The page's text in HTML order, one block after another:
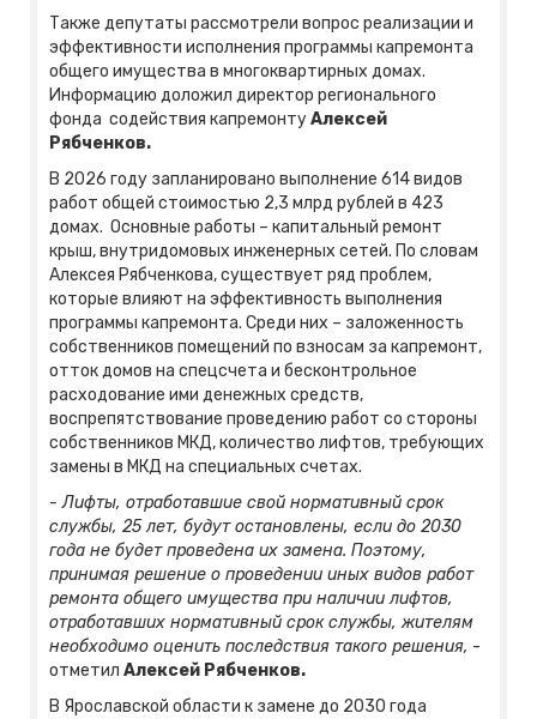
Также депутаты рассмотрели вопрос реализации и
эффективности исполнения программы капремонта
общего имущества в многоквартирных домах.
Информацию доложил директор регионального
фонда содействия капремонтуАлексей
Рябченков.
В 2026 году запланировано выполнение 614 видов
работ общей стоимостью 2,3 млрд рублей в 423
домах. Основные работы – капитальный ремонт
крыш, внутридомовых инженерных сетей. По словам
Алексея Рябченкова, существует ряд проблем,
которые влияют на эффективность выполнения
программы капремонта. Среди них – заложенность
собственников помещений по взносам за капремонт,
отток домов на спецсчета и бесконтрольное
расходование ими денежных средств,
воспрепятствование проведению работ со стороны
собственников МКД, количество лифтов, требующих
замены в МКД на специальных счетах.
- Лифты, отработавшие свой нормативный срок
службы, 25 лет, будут остановлены, если до 2030
года не будет проведена их замена. Поэтому,
принимая решение о проведении иных видов работ
ремонта общего имущества при наличии лифтов,
отработавших нормативный срок службы, жителям
необходимо оценить последствия такого решения, -
отметил Алексей Рябченков.
В Ярославской области к замене до 2030 года